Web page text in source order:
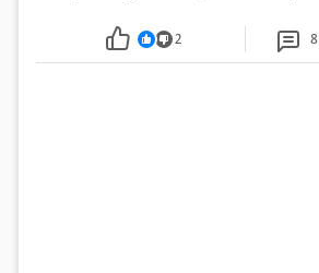
poslovanje nekretninama, a od osnutka nema
2 8